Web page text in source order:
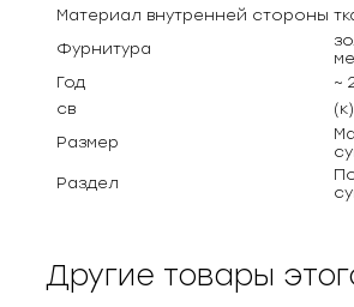
Материал внутренней стороны
Фурнитура
Год
~
св
(к)
Размер
Раздел
Другие товары